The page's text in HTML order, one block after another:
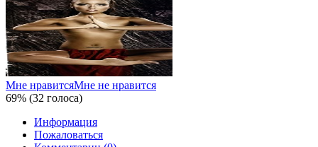
Мне нравитсяМне не нравится
69% (32 голоса)
Информация
Пожаловаться